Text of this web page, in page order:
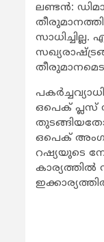
ലണ്ടന്‍:
ഒപെക് പ്ലസ്
ഒപെക്
റഷ്യയുടെ
കാര്യത്തില്‍